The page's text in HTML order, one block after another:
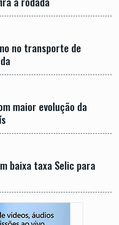
no transporte de
maior evolução da
baixa taxa Selic para